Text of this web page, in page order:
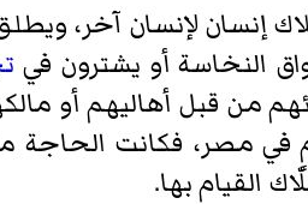
إنسان لإنسان آخر،
النخاسة أو يشترون في
من قبل أهاليهم أو
مصر، فكانت الحاجة
القيام بها.